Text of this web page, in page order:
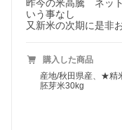
昨今の米高騰　ネッ
いう事なし
又新米の次期に是非
購入した商品
産地/秋田県産、★精
胚芽米30kg